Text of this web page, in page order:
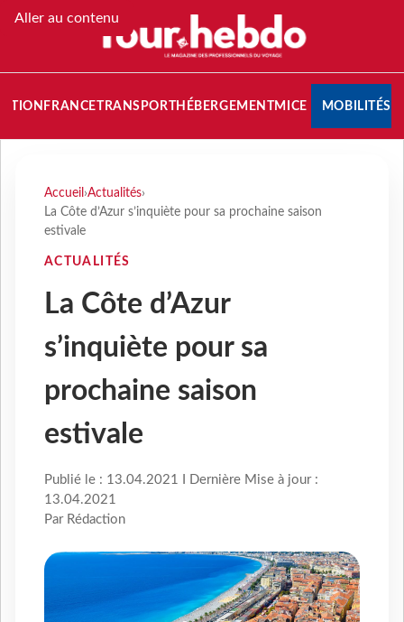
Aller au contenu
FRANCETRANSPORT HÉBERGEMENTMICE MOBILITÉS
Accueil ›Actualités›
La Côte d’Azur s’inquiète pour sa prochaine saison
estivale
ACTUALITÉS
La Côte d’Azur
s’inquiète pour sa
prochaine saison
estivale
Publié le : 13.04.2021 I Dernière Mise à jour :
13.04.2021
Par Rédaction